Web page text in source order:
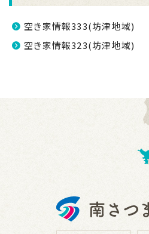
空き家情報333(坊津地域)
空き家情報323(坊津地域)